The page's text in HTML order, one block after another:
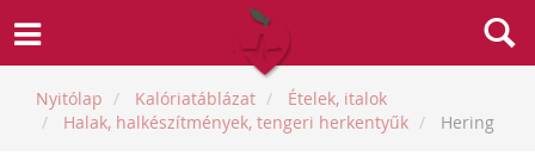
Nyitólap Kalóriatáblázat
Ételek, italok
Halak, halkészítmények, tengeri herkentyűk
Hering